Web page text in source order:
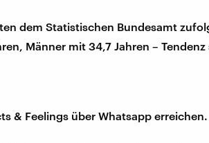
dem Statistischen Bundesamt
Männer mit 34,7 Jahren – Tendenz
& Feelings über Whatsapp erreichen.